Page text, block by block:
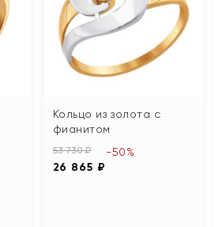
Кольцо из золота с
фианитом
53 730 ₽
26 865 ₽
-50%